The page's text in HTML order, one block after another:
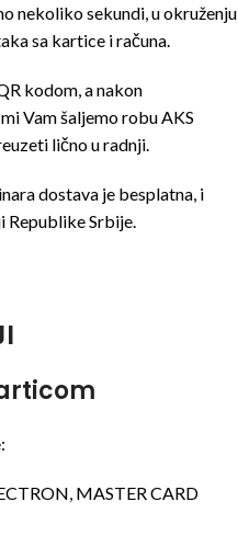
nekoliko sekundi, u okruženju
sa kartice i računa.
kodom, a nakon
Vam šaljemo robu AKS
lično u radnji.
dostava je besplatna, i
Srbije.
MASTER CARD